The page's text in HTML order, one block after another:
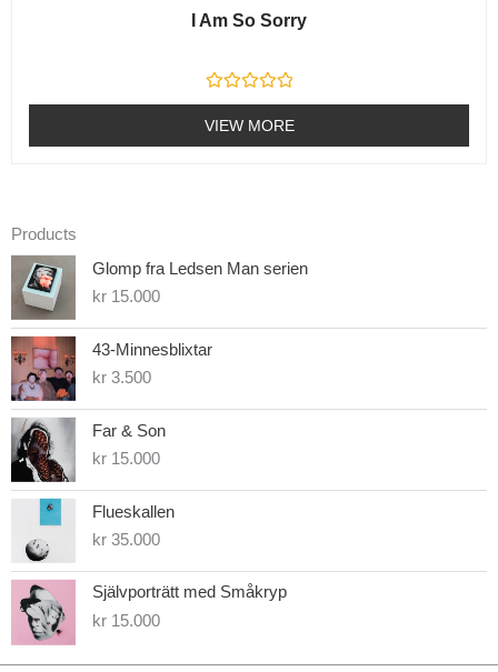
I Am So Sorry
R
a
t
e
5
VIEW MORE
Products
Glomp fra Ledsen Man serien
kr15.000
43-Minnesblixtar
kr3.500
Far & Son
kr15.000
Flueskallen
kr35.000
Självporträtt med Småkryp
kr15.000